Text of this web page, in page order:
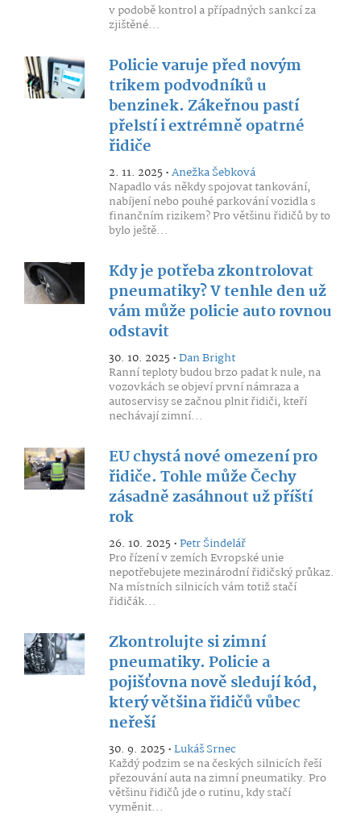
v podobě kontrol a případných sankcí za
zjištěné...
Policie varuje před novým
trikem podvodníků u
benzinek. Zákeřnou pastí
přelstí i extrémně opatrné
řidiče
2. 11. 2025 •Anežka Šebková
Napadlo vás někdy spojovat tankování,
nabíjení nebo pouhé parkování vozidla s
finančním rizikem? Pro většinu řidičů by to
bylo ještě...
Kdy je potřeba zkontrolovat
pneumatiky? V tenhle den už
vám může policie auto rovnou
odstavit
30. 10. 2025 •Dan Bright
Ranní teploty budou brzo padat k nule, na
vozovkách se objeví první námraza a
autoservisy se začnou plnit řidiči, kteří
nechávají zimní...
EU chystá nové omezení pro
řidiče. Tohle může Čechy
zásadně zasáhnout už příští
rok
26. 10. 2025 •Petr Šindelář
Pro řízení v zemích Evropské unie
nepotřebujete mezinárodní řidičský průkaz.
Na místních silnicích vám totiž stačí
řidičák...
Zkontrolujte si zimní
pneumatiky. Policie a
pojišťovna nově sledují kód,
který většina řidičů vůbec
neřeší
30. 9. 2025 •Lukáš Srnec
Každý podzim se na českých silnicích řeší
přezouvání auta na zimní pneumatiky. Pro
většinu řidičů jde o rutinu, kdy stačí
vyměnit...